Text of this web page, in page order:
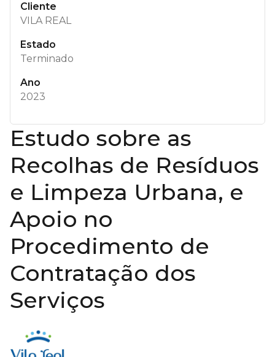
Cliente
VILA REAL
Estado
Terminado
Ano
2023
Estudo sobre as
Recolhas de Resíduos
e Limpeza Urbana, e
Apoio no
Procedimento de
Contratação dos
Serviços